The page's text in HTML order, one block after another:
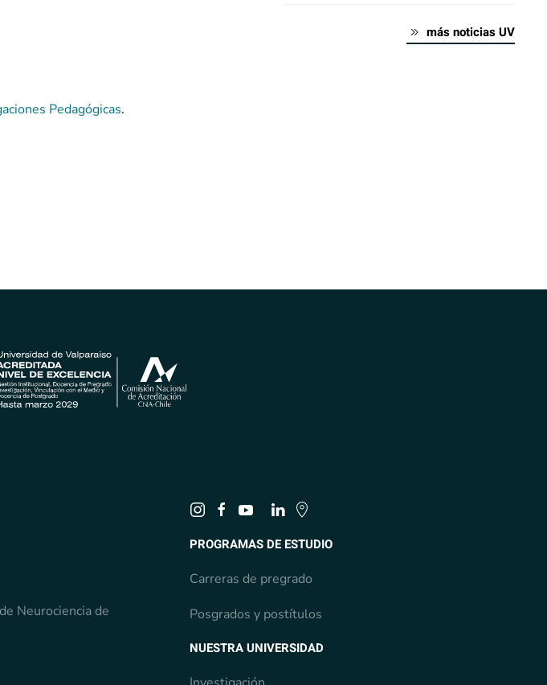
Pedagógicas.
más noticias UV
Neurociencia de
PROGRAMAS DE ESTUDIO
Carreras de pregrado
Posgrados y postítulos
NUESTRA UNIVERSIDAD